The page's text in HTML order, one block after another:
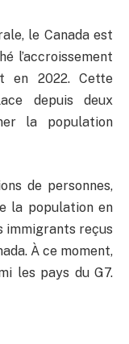
le Canada est
l’accroissement
en 2022. Cette
depuis deux
la population
de personnes,
la population en
immigrants reçus
À ce moment,
les pays du G7.